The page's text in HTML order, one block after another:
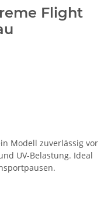
Flight
Modell zuverlässig vor
UV-Belastung. Ideal